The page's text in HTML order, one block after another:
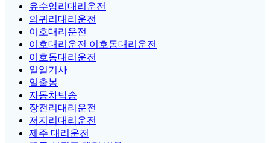
유수암리대리운전
의귀리대리운전
이호대리운전
이호대리운전 이호동대리운전
이호동대리운전
일일기사
일출봉
자동차탁송
장전리대리운전
저지리대리운전
제주 대리운전